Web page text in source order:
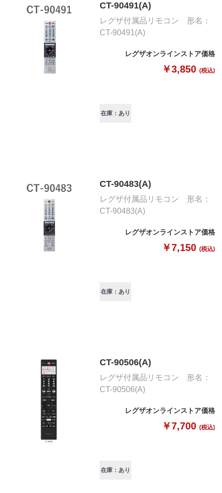
CT-90491(A)
レグザ付属品リモコン 形名：
CT-90491(A)
レグザオンラインストア価格
￥3,850 (税込)
在庫：あり
CT-90483(A)
レグザ付属品リモコン 形名：
CT-90483(A)
レグザオンラインストア価格
￥7,150 (税込)
在庫：あり
CT-90506(A)
レグザ付属品リモコン 形名：
CT-90506(A)
レグザオンラインストア価格
￥7,700 (税込)
在庫：あり